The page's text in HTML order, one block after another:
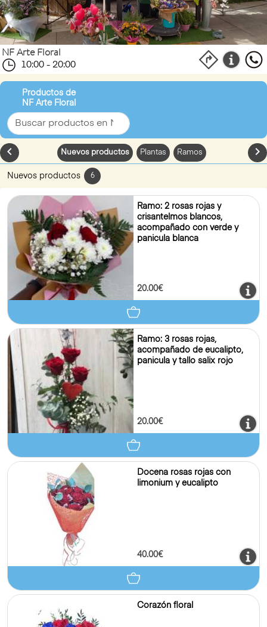
NF Arte Floral
10:00 - 20:00
Productos de
NF Arte Floral
chevron_left Nuevos productos Plantas Ramos
Nuevos productos 6
Ramo: 2 rosas rojas y
crisantelmos blancos,
acompañado con verde y
panicula blanca
20.00€
Ramo: 3 rosas rojas,
acompañado de eucalipto,
panicula y tallo salix rojo
20.00€
Docena rosas rojas con
limonium y eucalipto
40.00€
Corazón floral